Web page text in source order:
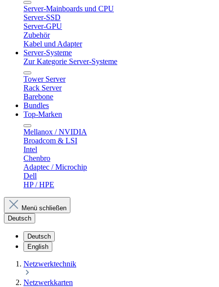
Server-Mainboards und CPU
Server-SSD
Server-GPU
Zubehör
Kabel und Adapter
Server-Systeme
Zur Kategorie Server-Systeme
Tower Server
Rack Server
Barebone
Bundles
Top-Marken
Mellanox / NVIDIA
Broadcom & LSI
Intel
Chenbro
Adaptec / Microchip
Dell
HP / HPE
Menü schließen
Deutsch
Deutsch
English
Netzwerktechnik
Netzwerkkarten